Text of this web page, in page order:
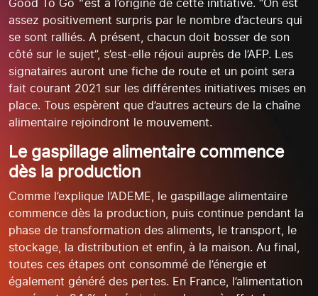
Good To Go "est à l’origine de cette initiative. “On est
assez positivement surpris par le nombre d’acteurs qui
se sont ralliés. A présent, chacun doit bosser de son
côté sur le sujet”, s’est-elle réjoui auprès de l’AFP. Les
signataires auront une fiche de route et un point sera
fait courant 2021 sur les différentes initiatives mises en
place. Tous espèrent que d’autres acteurs de la chaîne
alimentaire rejoindront le mouvement.
Le gaspillage alimentaire commence
dès la production
Comme l’explique l’ADEME, le gaspillage alimentaire
commence dès la production, puis continue pendant la
phase de transformation des aliments, le transport, le
stockage, la distribution et enfin, à la maison. Au final,
toutes ces étapes ont consommé de l’énergie et
également généré des pertes. En France, l’alimentation